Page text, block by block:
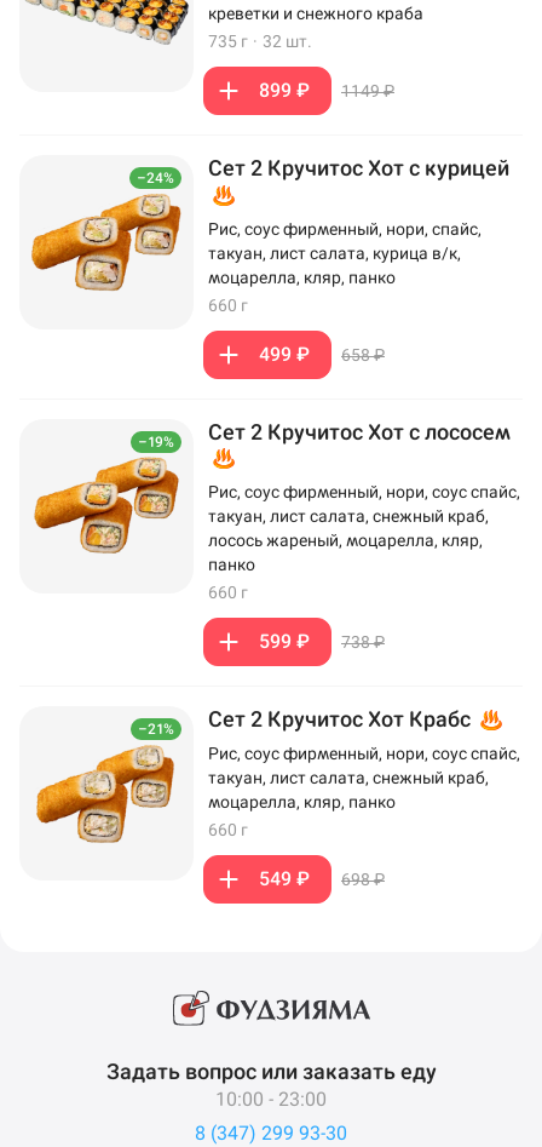
креветки и снежного краба
735 г · 32 шт.
899 ₽ 1149 ₽
–24% Сет 2 Кручитос Хот с курицей
Рис, соус фирменный, нори, спайс,
такуан, лист салата, курица в/к,
моцарелла, кляр, панко
660 г
499 ₽ 658 ₽
–19% Сет 2 Кручитос Хот с лососем
Рис, соус фирменный, нори, соус спайс,
такуан, лист салата, снежный краб,
лосось жареный, моцарелла, кляр,
панко
660 г
599 ₽ 738 ₽
–21% Сет 2 Кручитос Хот Крабс
Рис, соус фирменный, нори, соус спайс,
такуан, лист салата, снежный краб,
моцарелла, кляр, панко
660 г
549 ₽ 698 ₽
Задать вопрос или заказать еду
10:00 - 23:00
8 (347) 299 93-30